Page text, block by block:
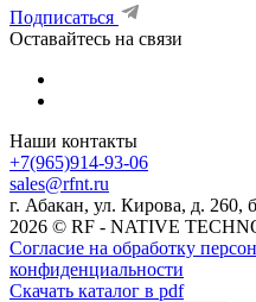
Подписаться
Оставайтесь на связи
Наши контакты
+7(965)914-93-06
sales@rfnt.ru
г. Абакан, ул. Кирова, д. 260,
2026 © RF - NATIVE
Согласие на обработку
конфиденциальности
Скачать каталог в pdf